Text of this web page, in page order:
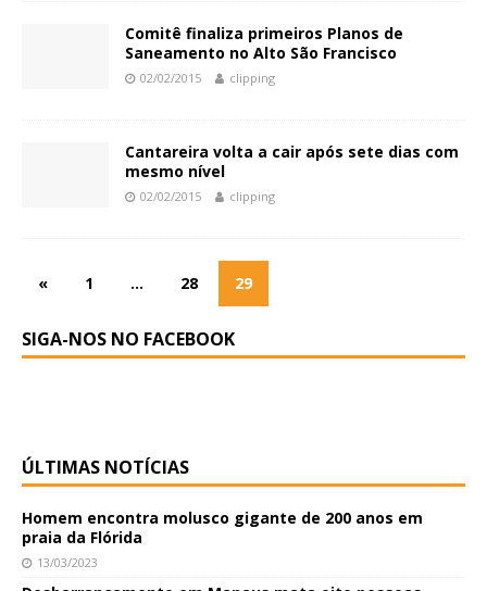
Comitê finaliza primeiros Planos de
Saneamento no Alto São Francisco
02/02/2015 clipping
Cantareira volta a cair após sete dias com
mesmo nível
02/02/2015 clipping
« 1 … 28 29
SIGA-NOS NO FACEBOOK
ÚLTIMAS NOTÍCIAS
Homem encontra molusco gigante de 200 anos em
praia da Flórida
13/03/2023